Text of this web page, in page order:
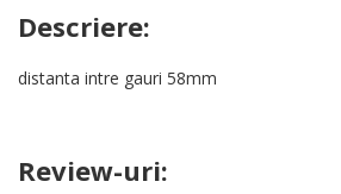
Descriere:
distanta intre gauri 58mm
Review-uri: